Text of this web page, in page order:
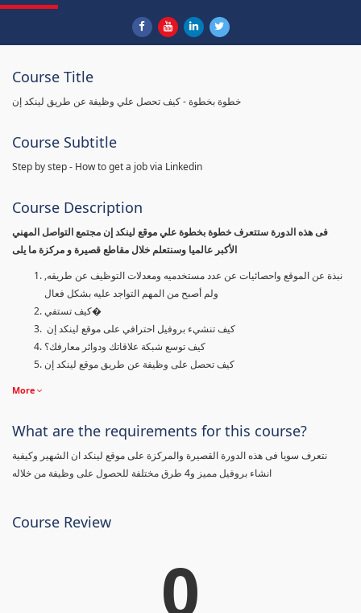
Course Title
خطوة بخطوة - كيف تحصل علي وظيفة عن طريق لينكد إن
Course Subtitle
Step by step - How to get a job via Linkedin
Course Description
فى هذه الدورة ستتعرف خطوة بخطوة علي موقع لينكد إن مجتمع التواصل المهني
الأكبر عالميا وسنتعلم خلال مقاطع قصيرة و مركزة ما يلى
نبذة عن الموقع واحصائيات عن عدد مستخدميه ومعدلات التوظيف عن طريقه,
ولم أصبح من المهم التواجد عليه بشكل فعال
كيف تستفي�
كيف تنشيء بروفيل احترافي على موقع لينكد إن
كيف توسع شبكة علاقاتك ودوائر معارفك؟
كيف تحصل على وظيفة عن طريق موقع لينكد إن
More
What are the requirements for this course?
نتعرف سويا فى هذه الدورة القصيرة والمركزة على موقع لينكد ان الشهير وكيفية
انشاء بروفيل مميز و4 طرق مختلفة للحصول على وظيفة من خلاله
Course Review
0